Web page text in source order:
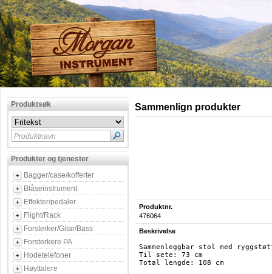
Produktsøk
Produktnavn
Produkter og tjenester
Bagger/case/kofferter
Blåseinstrument
Effekter/pedaler
Flight/Rack
Forsterker/Gitar/Bass
Forsterkere PA
Hodetelefoner
Høyttalere
Sammenlign produkter
Produktnr.
476064
Beskrivelse
Sammenleggbar stol med
Til sete: 73 cm
Total lengde: 108 cm